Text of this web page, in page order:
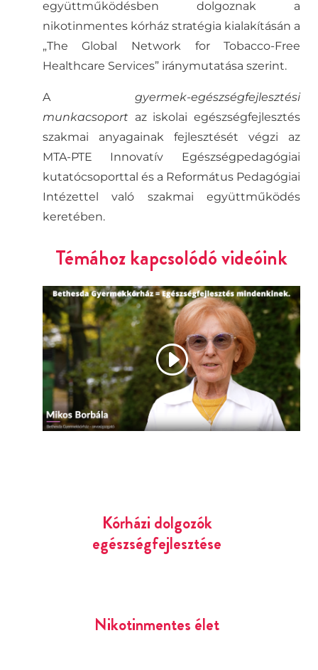
együttműködésben dolgoznak a
nikotinmentes kórház stratégia kialakításán a
„The Global Network for Tobacco-Free
Healthcare Services” iránymutatása szerint.
Agyermek-egészségfejlesztési
munkacsoport az iskolai egészségfejlesztés
szakmai anyagainak fejlesztését végzi az
MTA-PTE Innovatív Egészségpedagógiai
kutatócsoporttal és a Református Pedagógiai
Intézettel való szakmai együttműködés
keretében.
Témához kapcsolódó videóink
Kórházi dolgozók
egészségfejlesztése
Nikotinmentes élet